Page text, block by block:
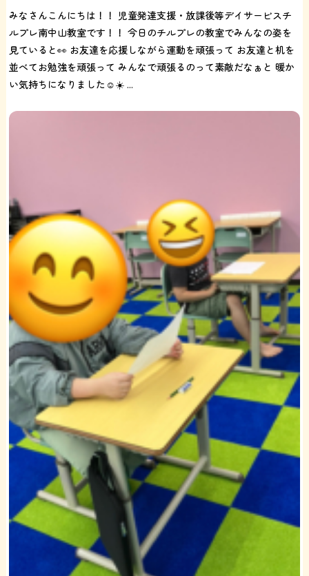
みなさんこんにちは！！ 児童発達支援・放課後等デイサービスチ
ルプレ南中山教室です！！ 今日のチルプレの教室でみんなの姿を
見ていると👀 お友達を応援しながら運動を頑張って お友達と机を
並べてお勉強を頑張って みんなで頑張るのって素敵だなぁと 暖か
い気持ちになりました☺️☀️ ...